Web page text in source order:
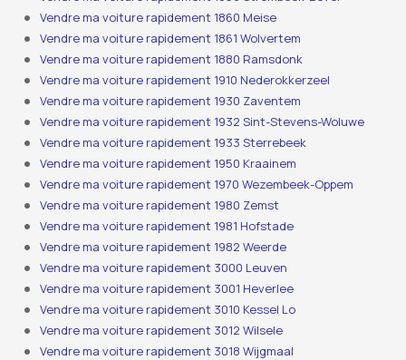
Vendre ma voiture rapidement 1860 Meise
Vendre ma voiture rapidement 1861 Wolvertem
Vendre ma voiture rapidement 1880 Ramsdonk
Vendre ma voiture rapidement 1910 Nederokkerzeel
Vendre ma voiture rapidement 1930 Zaventem
Vendre ma voiture rapidement 1932 Sint-Stevens-Woluwe
Vendre ma voiture rapidement 1933 Sterrebeek
Vendre ma voiture rapidement 1950 Kraainem
Vendre ma voiture rapidement 1970 Wezembeek-Oppem
Vendre ma voiture rapidement 1980 Zemst
Vendre ma voiture rapidement 1981 Hofstade
Vendre ma voiture rapidement 1982 Weerde
Vendre ma voiture rapidement 3000 Leuven
Vendre ma voiture rapidement 3001 Heverlee
Vendre ma voiture rapidement 3010 Kessel Lo
Vendre ma voiture rapidement 3012 Wilsele
Vendre ma voiture rapidement 3018 Wijgmaal